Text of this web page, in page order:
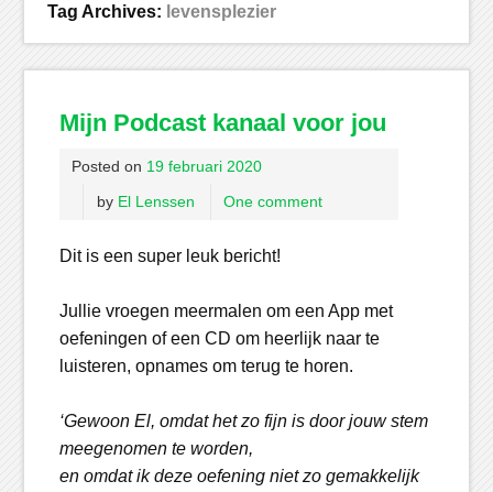
Tag Archives: levensplezier
Mijn Podcast kanaal voor jou
Posted on 19 februari 2020
by El Lenssen One comment
Dit is een super leuk bericht!
Jullie vroegen meermalen om een App met
oefeningen of een CD om heerlijk naar te
luisteren, opnames om terug te horen.
‘Gewoon El, omdat het zo fijn is door jouw stem
meegenomen te worden,
en omdat ik deze oefening niet zo gemakkelijk